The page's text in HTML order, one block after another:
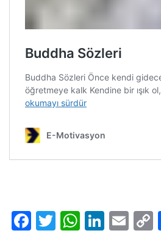
Facebook
Twitter